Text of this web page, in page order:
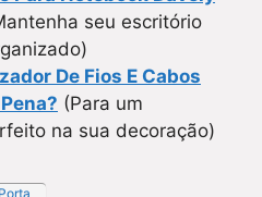
seu escritório
De Fios E Cabos
(Para um
na sua decoração)